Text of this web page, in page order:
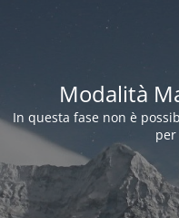
Modalità
In questa fase non è
per